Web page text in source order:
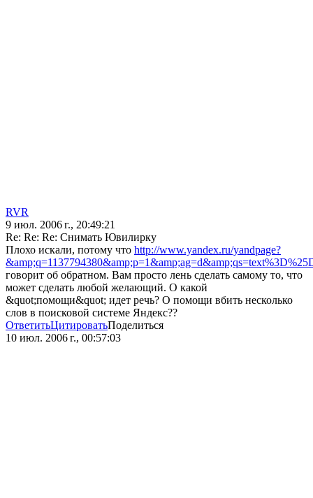
RVR
9 июл. 2006 г., 20:49:21
Re: Re: Re: Снимать Ювилирку
Плохо искали, потому что http://www.yandex.ru/yandpage?
говорит об обратном. Вам просто лень сделать самому то, что
может сделать любой желающий. О какой
&quot;помощи&quot; идет речь? О помощи вбить несколько
слов в поисковой системе Яндекс??
ОтветитьЦитироватьПоделиться
10 июл. 2006 г., 00:57:03